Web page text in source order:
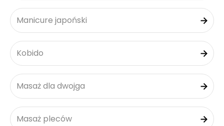
Manicure japoński
Kobido
Masaż dla dwojga
Masaż pleców